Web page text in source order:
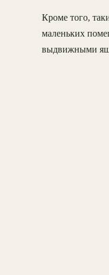
Кроме того,
маленьких
выдвижными